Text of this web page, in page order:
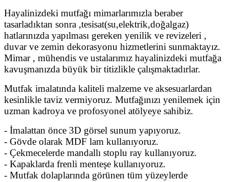
Hayalinizdeki mutfağı mimarlarımızla beraber
tasarladıktan sonra ,tesisat(su,elektrik,doğalgaz)
hatlarınızda yapılması gereken yenilik ve revizeleri ,
duvar ve zemin dekorasyonu hizmetlerini sunmaktayız.
Mimar , mühendis ve ustalarımız hayalinizdeki mutfağa
kavuşmanızda büyük bir titizlikle çalışmaktadırlar.
Mutfak imalatında kaliteli malzeme ve aksesuarlardan
kesinlikle taviz vermiyoruz. Mutfağınızı yenilemek için
uzman kadroya ve profosyonel atölyeye sahibiz.
- İmalattan önce 3D görsel sunum yapıyoruz.
- Gövde olarak MDF lam kullanıyoruz.
- Çekmecelerde mandallı stoplu ray kullanıyoruz.
- Kapaklarda frenli menteşe kullanıyoruz.
- Mutfak dolaplarında görünen tüm yüzeylerde